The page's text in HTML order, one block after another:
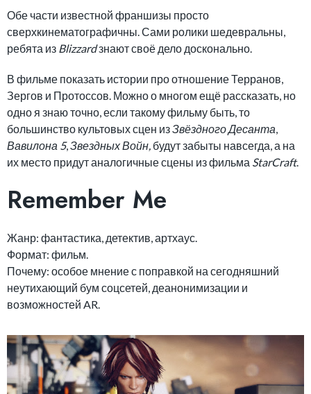
Обе части известной франшизы просто
сверхкинематографичны. Сами ролики шедевральны,
ребята из Blizzardзнают своё дело досконально.
В фильме показать истории про отношение Терранов,
Зергов и Протоссов. Можно о многом ещё рассказать, но
одно я знаю точно, если такому фильму быть, то
большинство культовых сцен изЗвёздного Десанта,
Вавилона 5,Звездных Войн, будут забыты навсегда, а на
их место придут аналогичные сцены из фильма StarCraft.
Remember Me
Жанр: фантастика, детектив, артхаус.
Формат: фильм.
Почему: особое мнение с поправкой на сегодняшний
неутихающий бум соцсетей, деанонимизации и
возможностей AR.